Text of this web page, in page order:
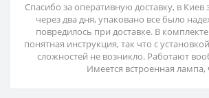
Спасибо за оперативную доставку, в
через два дня, упаковано все было
повредилось при доставке. В
понятная инструкция, так что с
сложностей не возникло. Работают
Имеется встроенная лампа,